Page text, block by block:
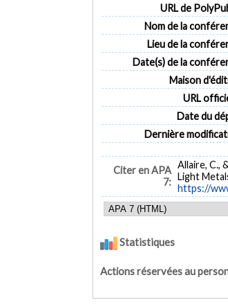
URL de
Nom de la
Lieu de la
Date(s) de la
Maison
URL
Date du
Dernière
Citer en APA
7:
Allaire, C.,
Light
https://
Statistiques
Actions réservées au